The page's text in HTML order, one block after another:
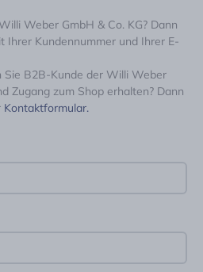
Weber GmbH & Co. KG? Dann
Ihrer Kundennummer und Ihrer E-
Sie B2B-Kunde der Willi Weber
Zugang zum Shop erhalten? Dann
Kontaktformular.